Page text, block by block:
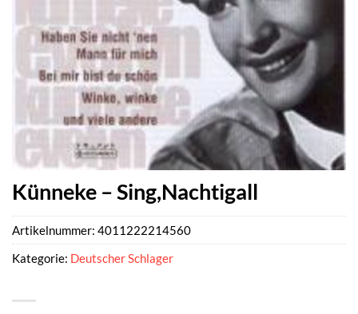
Künneke – Sing,Nachtigall
Artikelnummer: 4011222214560
Kategorie: Deutscher Schlager